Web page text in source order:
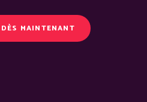
MAINTENANT